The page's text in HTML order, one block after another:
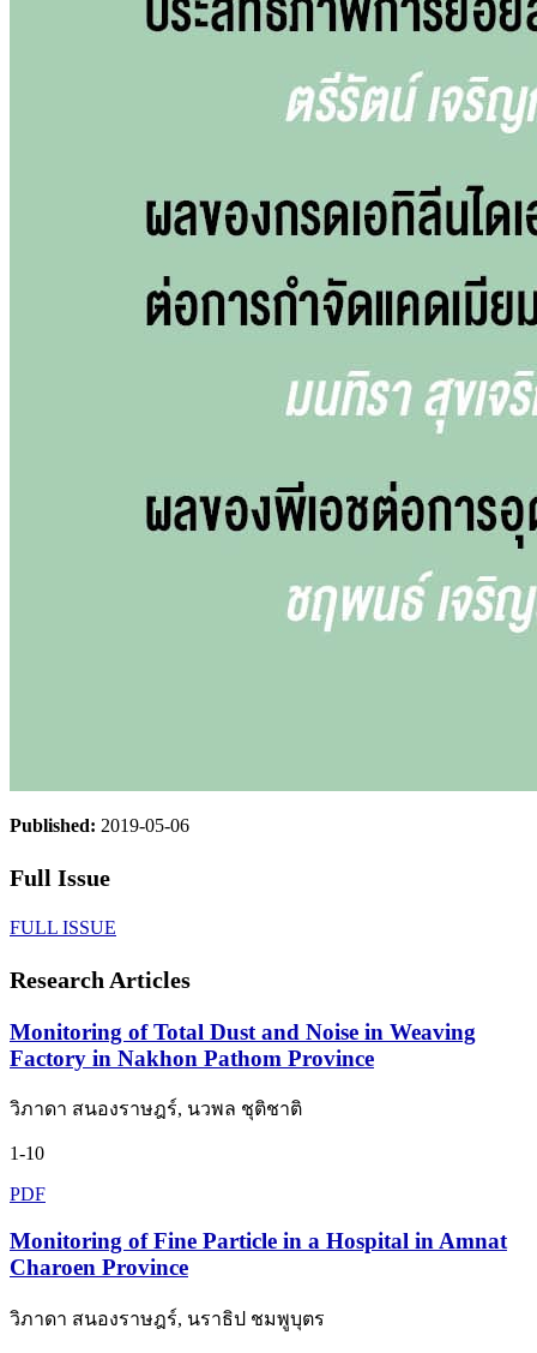
Published: 2019-05-06
Full Issue
FULL ISSUE
Research Articles
Monitoring of Total Dust and Noise in Weaving
Factory in Nakhon Pathom Province
วิภาดา สนองราษฎร์, นวพล ชุติชาติ
1-10
PDF
Monitoring of Fine Particle in a Hospital in Amnat
Charoen Province
วิภาดา สนองราษฎร์, นราธิป ชมพูบุตร